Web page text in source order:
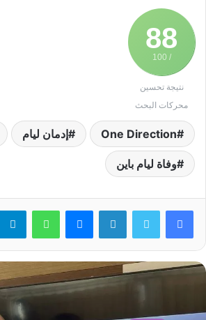
88
/ 100
نتيجة تحسين
محركات البحث
One Direction إدمان ليام
وفاة ليام باين
لينكدإن ماسنجر واتساب